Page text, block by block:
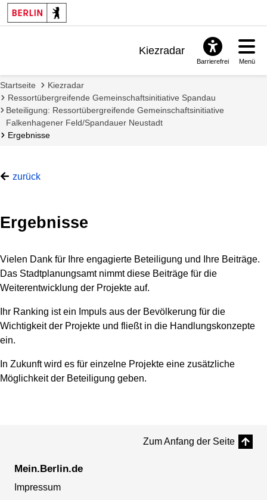
Kiezradar
Barrierefrei Menü
Startseite
Kiezradar
Ressortübergreifende Gemeinschaftsinitiative Spandau
Beteiligung: Ressortübergreifende Gemeinschaftsinitiative
Falkenhagener Feld/Spandauer Neustadt
Ergebnisse
zurück
Ergebnisse
Vielen Dank für Ihre engagierte Beteiligung und Ihre Beiträge.
Das Stadtplanungsamt nimmt diese Beiträge für die
Weiterentwicklung der Projekte auf.
Ihr Ranking ist ein Impuls aus der Bevölkerung für die
Wichtigkeit der Projekte und fließt in die Handlungskonzepte
ein.
In Zukunft wird es für einzelne Projekte eine zusätzliche
Möglichkeit der Beteiligung geben.
Zum Anfang der Seite
Mein.Berlin.de
Impressum